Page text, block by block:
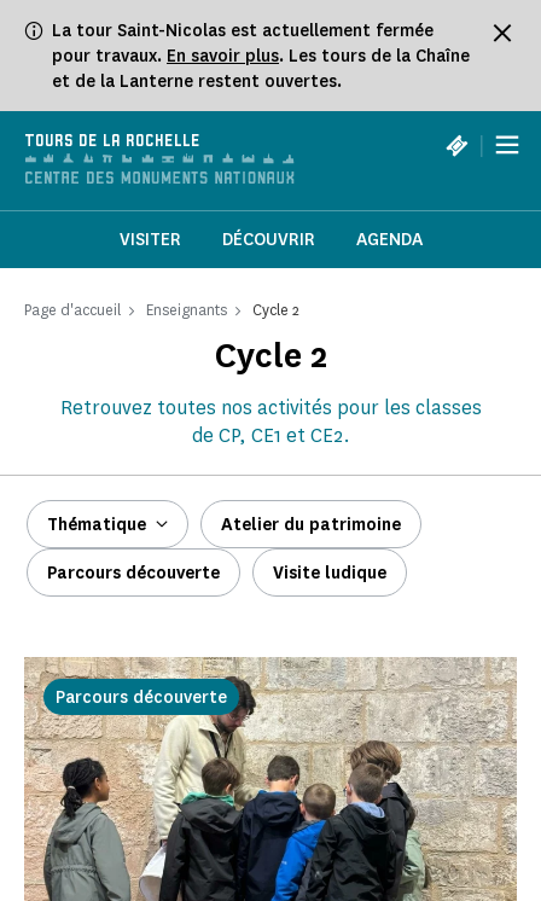
La tour Saint-Nicolas est actuellement fermée
pour travaux. En savoir plus. Les tours de la Chaîne
et de la Lanterne restent ouvertes.
TOURS DE LA ROCHELLE |
VISITER DÉCOUVRIR AGENDA
Page d'accueil Enseignants Cycle 2
Cycle 2
Retrouvez toutes nos activités pour les classes
de CP, CE1 et CE2.
Thématique Atelier du patrimoine
Parcours découverte Visite ludique
Parcours découverte